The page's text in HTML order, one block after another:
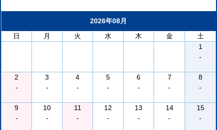
2026年08月
日
月 火 水 木 金
土
1
-
2
-
3
-
4
-
5
-
6
-
7
-
8
-
9
-
10
-
11
-
12
-
13
-
14
-
15
-